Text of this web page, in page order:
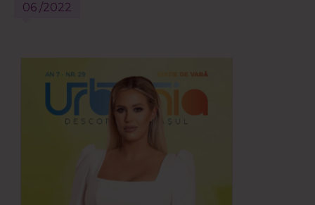
06 /2022